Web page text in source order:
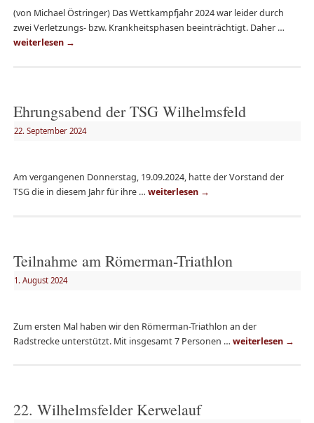
(von Michael Östringer) Das Wettkampfjahr 2024 war leider durch
zwei Verletzungs- bzw. Krankheitsphasen beeinträchtigt. Daher …
weiterlesen →
Ehrungsabend der TSG Wilhelmsfeld
22. September 2024
Am vergangenen Donnerstag, 19.09.2024, hatte der Vorstand der
TSG die in diesem Jahr für ihre … weiterlesen →
Teilnahme am Römerman-Triathlon
1. August 2024
Zum ersten Mal haben wir den Römerman-Triathlon an der
Radstrecke unterstützt. Mit insgesamt 7 Personen … weiterlesen →
22. Wilhelmsfelder Kerwelauf